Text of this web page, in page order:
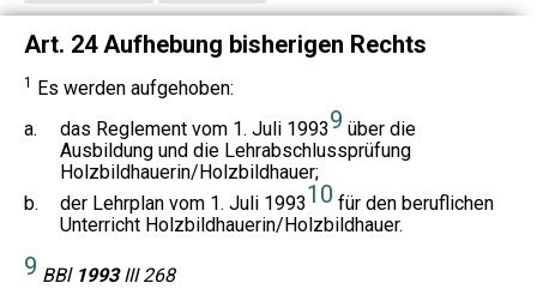
Art. 24 Aufhebung bisherigen Rechts
1 Es werden aufgehoben:
a.
das Reglement vom 1. Juli 19939 über die
Ausbildung und die Lehrabschlussprüfung
Holzbildhauerin/Holzbildhauer;
b.
der Lehrplan vom 1. Juli 199310 für den beruflichen
Unterricht Holzbildhauerin/Holzbildhauer.
9 BBl 1993III 268